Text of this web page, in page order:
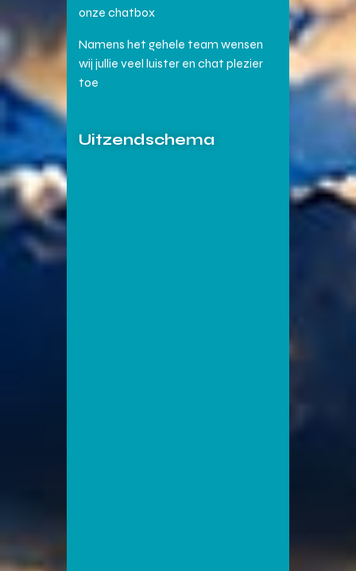
onze chatbox
Namens het gehele team wensen
wij jullie veel luister en chat plezier
toe
Uitzendschema